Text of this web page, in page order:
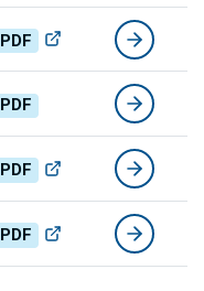
PDF
PDF
PDF
PDF